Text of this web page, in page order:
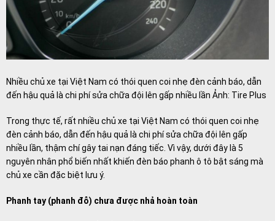
Nhiều chủ xe tại Việt Nam có thói quen coi nhẹ đèn cảnh báo, dẫn
đến hậu quả là chi phí sửa chữa đội lên gấp nhiều lần Ảnh: Tire Plus
Trong thực tế, rất nhiều chủ xe tại Việt Nam có thói quen coi nhẹ
đèn cảnh báo, dẫn đến hậu quả là chi phí sửa chữa đội lên gấp
nhiều lần, thậm chí gây tai nạn đáng tiếc. Vì vậy, dưới đây là 5
nguyên nhân phổ biến nhất khiến đèn báo phanh ô tô bật sáng mà
chủ xe cần đặc biệt lưu ý.
Phanh tay (phanh đỗ) chưa được nhả hoàn toàn